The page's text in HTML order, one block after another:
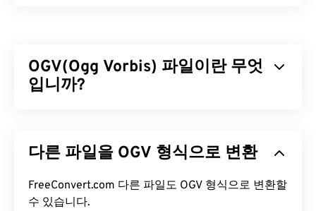
JVC및 기타 캠코더도 MTS 파일을 생성합니다. 이 파
일 형식은블루레이
MTS 파일을 어떻게 여나요?
MTS는 캠코더와 블루레이에 사용되는 표준 파일 형
식입니다. 따라서 모바일을 포함한 거의 모든 OS에
OGV(Ogg Vorbis) 파일이란 무엇
입니까?
단체인 Xiph.Org 재단이 특허 코덱과 경쟁하기 위해
오디오, 비디오, 텍스트(자막) 및 메타데이터를시분
할 다중화(TDM) 방식으로 전송할
다른 파일을 OGV 형식으로 변환
FreeConvert.com 다른 파일도 OGV 형식으로 변환할
수 있습니다.